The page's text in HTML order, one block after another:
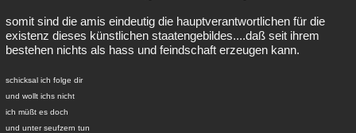
somit sind die amis eindeutig die hauptverantwortlichen für die
existenz dieses künstlichen staatengebildes....daß seit ihrem
bestehen nichts als hass und feindschaft erzeugen kann.
schicksal ich folge dir
und wollt ichs nicht
ich müßt es doch
und unter seufzern tun